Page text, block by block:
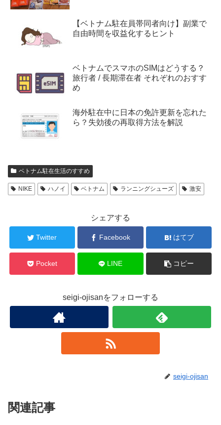
【ベトナム駐在員帯同者向け】副業で
自由時間を収益化するヒント
ベトナムでスマホのSIMはどうする？
旅行者 / 長期滞在者 それぞれのおすす
め
海外駐在中に日本の免許更新を忘れた
ら？失効後の再取得方法を解説
ベトナム駐在生活のすすめ
NIKE ハノイ ベトナム ランニングシューズ 激安
シェアする
Twitter Facebook はてブ
Pocket LINE コピー
seigi-ojisanをフォローする
seigi-ojisan
関連記事